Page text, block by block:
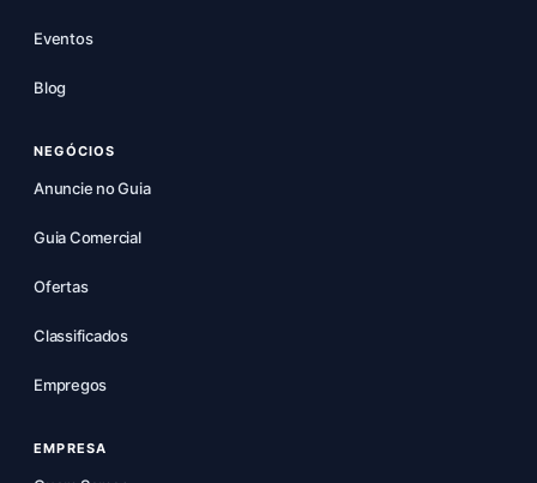
Eventos
Blog
NEGÓCIOS
Anuncie no Guia
Guia Comercial
Ofertas
Classificados
Empregos
EMPRESA